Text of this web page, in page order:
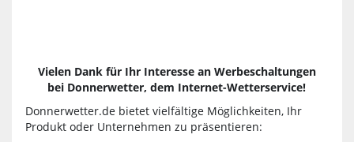
Vielen Dank für Ihr Interesse an Werbeschaltungen
bei Donnerwetter, dem Internet-Wetterservice!
Donnerwetter.de bietet vielfältige Möglichkeiten, Ihr
Produkt oder Unternehmen zu präsentieren: